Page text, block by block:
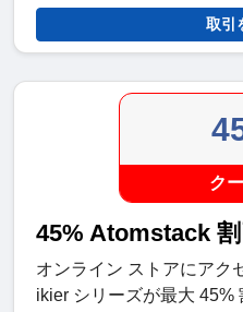
取引
ク
45% Atomstack
オンライン ストアにアク
ikier シリーズが最大 45%